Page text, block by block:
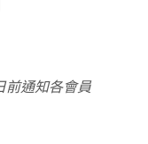
前通知各會員